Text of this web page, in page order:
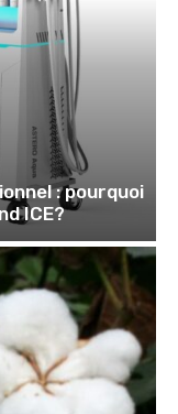
: pourquoi
ICE?